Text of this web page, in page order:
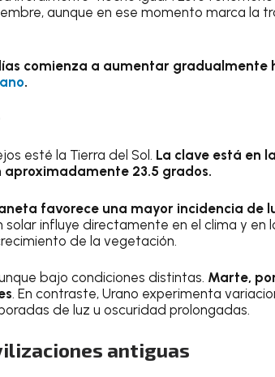
aunque en ese momento marca la
comienza a aumentar gradualmente
.
esté la Tierra del Sol. La clave está en la
23.5 grados.
favorece una mayor incidencia de
solar influye directamente en el clima y en
de la vegetación.
bajo condiciones distintas. Marte,
. En contraste, Urano experimenta
de luz u oscuridad prolongadas.
antiguas